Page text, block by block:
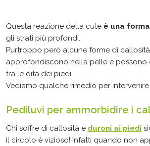
Questa reazione della cute è una
gli strati più profondi.
Purtroppo però alcune forme di
approfondiscono nella pelle e
tra le dita dei piedi.
Vediamo qualche rimedio per
Pediluvi per ammorbidire i
Chi soffre di callosità e duroni ai piedi
il circolo è vizioso! Infatti quando non